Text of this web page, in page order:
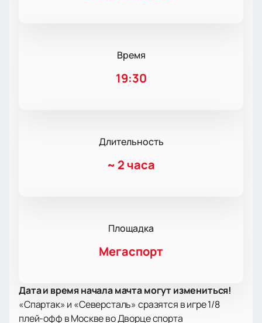
Время
19:30
Длительность
~ 2 часа
Площадка
Мегаспорт
Дата и время начала мачта могут измениться!
«Спартак» и «Северсталь» сразятся в игре 1/8
плей-офф в Москве во Дворце спорта